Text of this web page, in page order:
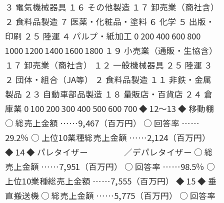
３ 電気機械器具 １６ その他製造 １７ 卸売業（商社含）
２ 食料品製造 ７ 医薬・化粧品・塗料 ６ 化学 ５ 出版・
印刷 ２５ 陸運 ４ パルプ・紙加工 0 200 400 600 800
1000 1200 1400 1600 1800 １９ 小売業（通販・生協含）
１７ 卸売業（商社含） １２ 一般機械器具 ２５ 陸運 ３
２ 団体・組合（JA等） ２ 食料品製造 １１ 非鉄・金属
製品 ２３ 自動車部品製造 １８ 量販店・百貨店 ２４ 倉
庫業 0 100 200 300 400 500 600 700 ◆ 12〜13 ◆ 移動棚
○ 総売上金額 ……9,467（百万円） ○ 回答率 ……
29.2％ ○ 上位10業種総売上金額 ……2,124（百万円）
◆ 14 ◆ パレタイザー ／デパレタイザー ○ 総
売上金額 ……7,951（百万円） ○ 回答率 ……98.5％ ○
上位10業種総売上金額 ……7,555（百万円） ◆ 15 ◆ 垂
直搬送機 ○ 総売上金額 ……5,775（百万円） ○ 回答率